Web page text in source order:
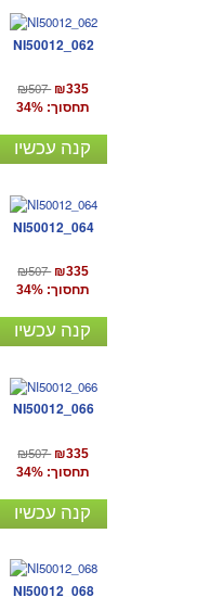
NI50012_062
₪507 ₪335
תחסוך: 34%
קנה עכשיו
NI50012_064
₪507 ₪335
תחסוך: 34%
קנה עכשיו
NI50012_066
₪507 ₪335
תחסוך: 34%
קנה עכשיו
NI50012_068